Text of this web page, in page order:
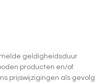
geldigheidsduur
producten en/of
prijswijzigingen als gevolg